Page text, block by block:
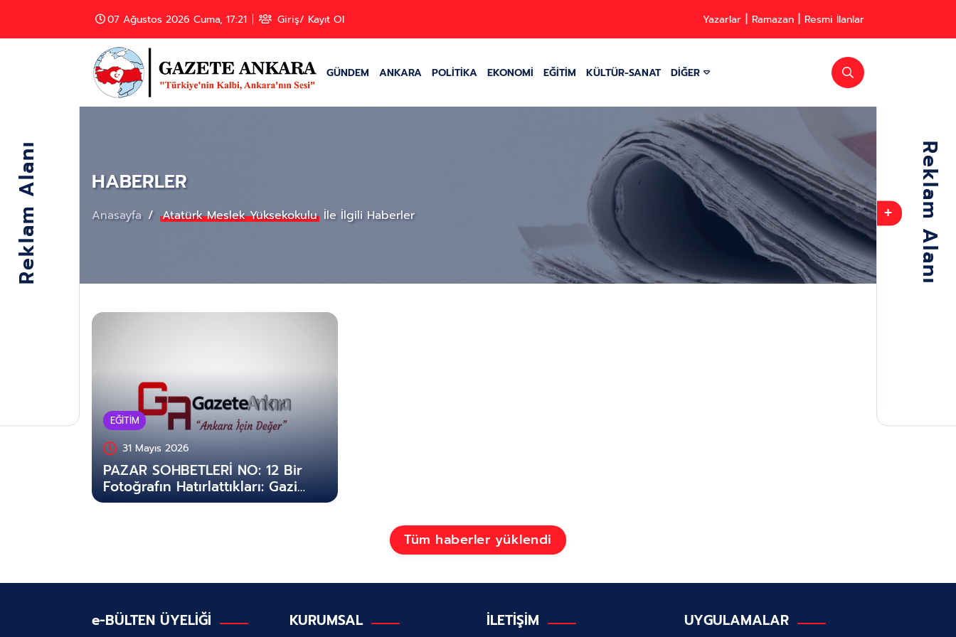
07 Ağustos 2026 Cuma, 17:21 Giriş/ Kayıt Ol Yazarlar Ramazan Resmi İlanlar
GÜNDEM ANKARA POLİTİKA EKONOMİ EĞİTİM KÜLTÜR-SANAT DİĞER
HABERLER
Anasayfa Atatürk Meslek Yüksekokulu İle İlgili Haberler +
EĞİTİM
31 Mayıs 2026
PAZAR SOHBETLERİ NO: 12 Bir
Fotoğrafın Hatırlattıkları: Gazi
Meslek Yüksekokulu,
Tüm haberler yüklendi
e-BÜLTEN ÜYELİĞİ KURUMSAL İLETİŞİM UYGULAMALAR